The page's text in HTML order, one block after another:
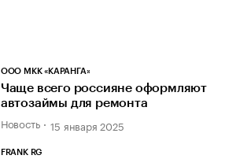
ООО МКК «КАРАНГА»
Чаще всего россияне оформляют
автозаймы для ремонта
Новость 15 января 2025
FRANK RG